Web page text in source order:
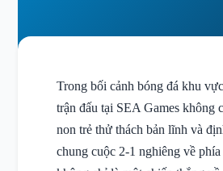
Trong bối cảnh bóng đá khu
trận đấu tại SEA Games không
non trẻ thử thách bản lĩnh và
chung cuộc 2-1 nghiêng về